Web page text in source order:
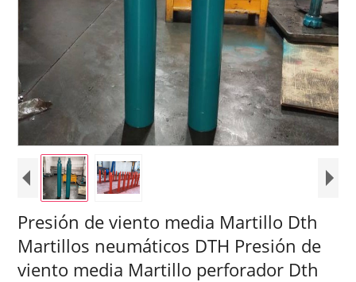
Presión de viento media Martillo Dth
Martillos neumáticos DTH Presión de
viento media Martillo perforador Dth